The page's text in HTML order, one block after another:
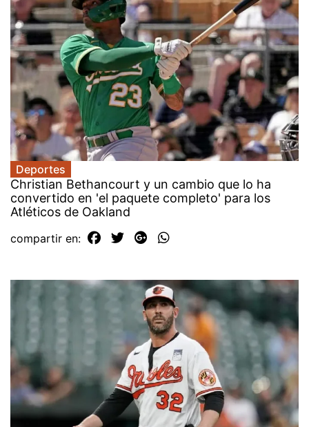
Deportes
Christian Bethancourt y un cambio que lo ha
convertido en 'el paquete completo' para los
Atléticos de Oakland
compartir en: